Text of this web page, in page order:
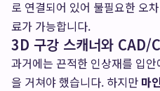
로 연결되어 있어 불필요한 오
료가 가능합니다.
3D 구강 스캐너와 CAD/
과거에는 끈적한 인상재를 입
을 거쳐야 했습니다. 하지만 마